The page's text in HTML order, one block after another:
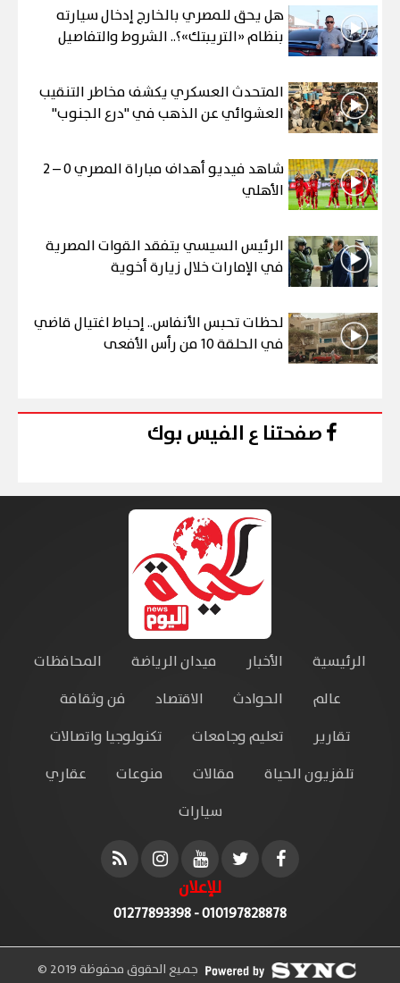
هل يحق للمصري بالخارج إدخال سيارته
بنظام «التريبتك»؟.. الشروط والتفاصيل
المتحدث العسكري يكشف مخاطر التنقيب
العشوائي عن الذهب في "درع الجنوب"
شاهد فيديو أهداف مباراة المصري 0 – 2
الأهلي
الرئيس السيسي يتفقد القوات المصرية
في الإمارات خلال زيارة أخوية
لحظات تحبس الأنفاس.. إحباط اغتيال قاضي
في الحلقة 10 من رأس الأفعى
صفحتنا ع الفيس بوك
الرئيسية الأخبار ميدان الرياضة
المحافظات
عالم
الحوادث الاقتصاد
فن وثقافة
تقارير
تعليم وجامعات
تكنولوجيا واتصالات
تلفزيون الحياة
مقالات منوعات
عقاري
سيارات
للإعلان
010197828878 - 01277893398
جميع الحقوق محفوظة 2019 ©